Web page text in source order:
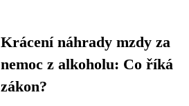
Krácení náhrady mzdy za
nemoc z alkoholu: Co říká
zákon?